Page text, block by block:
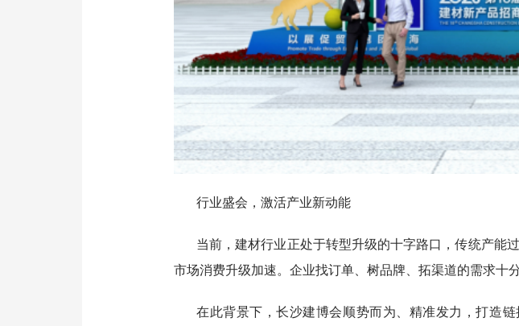
行业盛会，激活产业新动能
当前，建材行业正处于转型升级的十字路口，传统产能
市场消费升级加速。企业找订单、树品牌、拓渠道的需求十分
在此背景下，长沙建博会顺势而为、精准发力，打造